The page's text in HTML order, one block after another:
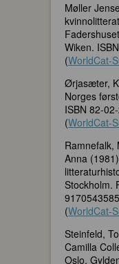
Møller
Wiken.
(WorldCat-
Ørjasæter,
Norges
ISBN 82-
(WorldCat-
Ramnefalk,
Anna
Stockholm.
(WorldCat-
Steinfeld,
Camilla
Oslo.